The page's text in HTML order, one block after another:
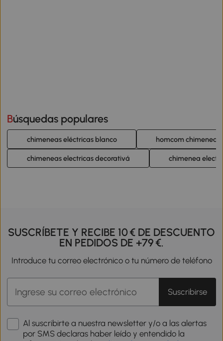
Búsquedas populares
chimeneas eléctricas blanco homcom chimeneas
chimeneas electricas decorativá chimenea
SUSCRÍBETE Y RECIBE 10 € DE DESCUENTO
EN PEDIDOS DE +79 €.
Introduce tu correo electrónico o tu número de teléfono
Suscribirse
Al suscribirte a nuestra newsletter y/o a las alertas
por SMS declaras haber leído y entendido la